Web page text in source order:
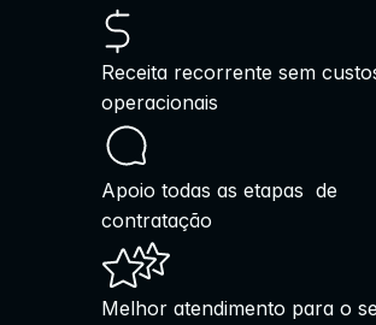
Receita recorrente sem
operacionais
Apoio todas as etapas  de
contratação
Melhor atendimento para o